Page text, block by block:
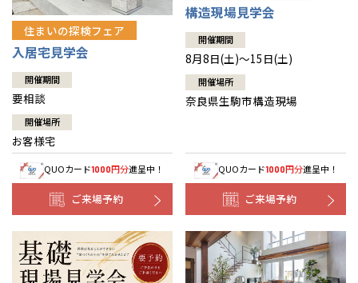
住まいの探検フェア
入居宅見学会
開催期間
要相談
開催場所
お客様宅
QUOカード1000円分進呈中！
ご来場予約
構造現場見学会
開催期間
8月8日(土)～15日(土)
開催場所
奈良県生駒市構造現場
QUOカード1000円分進呈中！
ご来場予約